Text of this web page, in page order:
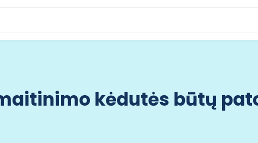
kėdutės būtų